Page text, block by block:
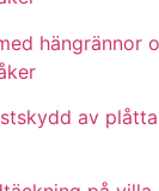
hängrännor
av